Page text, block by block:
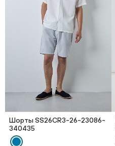
Шорты SS26CR3-26-23086-
340435